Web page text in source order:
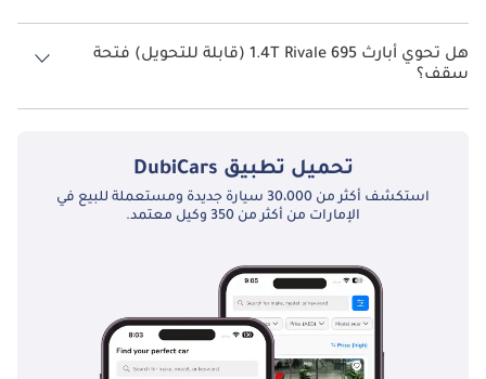
نظام الدفع في أبارث 695 Front Wheel Drive 1.4T Rivale (قابلة للتحويل).
هل تحوي أبارث 695 1.4T Rivale (قابلة للتحويل) فتحة
سقف؟
نعم توفر أبارث 695 1.4T Rivale (قابلة للتحويل) فتحة السقف كخيار.
تحميل تطبيق DubiCars
استكشف أكثر من 30،000 سيارة جديدة ومستعملة للبيع في
الإمارات من أكثر من 350 وكيل معتمد.